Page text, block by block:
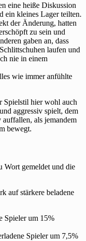
eine heiße Diskussion
ein kleines Lager teilten.
der Änderung, hatten
zu sein und
gaben an, dass
laufen und
nie in einem
wie immer anfühlte
Spielstil hier wohl auch
aggressiv spielt, dem
als jemandem
bewegt.
Wort gemeldet und die
auf stärkere beladene
Spieler um 15%
Spieler um 7,5%